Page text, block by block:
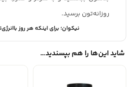
روزانه‌تون برسید.
نیکوان؛ برای اینکه هر روز
شاید این‌ها را هم بپسندید…